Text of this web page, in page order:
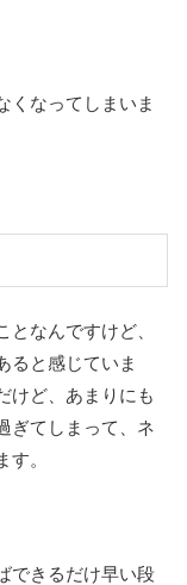
くなってしまいま
なんですけど、
ると感じていま
けど、あまりにも
ぎてしまって、ネ
。
できるだけ早い段